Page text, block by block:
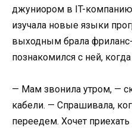
джуниором в IT-
изучала новые языки
выходным брала
познакомился с ней,
— Мам звонила утром, —
кабели. — Спрашивала,
переедем. Хочет